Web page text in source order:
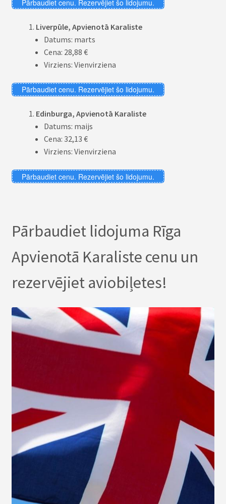
Pārbaudiet cenu. Rezervējiet šo lidojumu.
Liverpūle, Apvienotā Karaliste
Datums: marts
Cena: 28,88 €
Virziens: Vienvirziena
Pārbaudiet cenu. Rezervējiet šo lidojumu.
Edinburga, Apvienotā Karaliste
Datums: maijs
Cena: 32,13 €
Virziens: Vienvirziena
Pārbaudiet cenu. Rezervējiet šo lidojumu.
Pārbaudiet lidojuma Rīga
Apvienotā Karaliste cenu un
rezervējiet aviobiļetes!